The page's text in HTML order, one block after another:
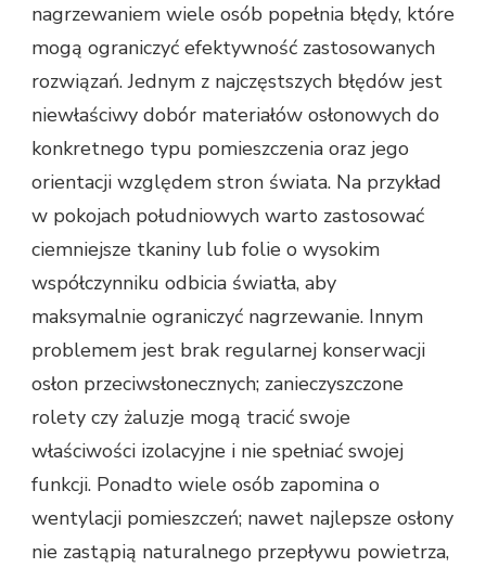
nagrzewaniem wiele osób popełnia błędy, które
mogą ograniczyć efektywność zastosowanych
rozwiązań. Jednym z najczęstszych błędów jest
niewłaściwy dobór materiałów osłonowych do
konkretnego typu pomieszczenia oraz jego
orientacji względem stron świata. Na przykład
w pokojach południowych warto zastosować
ciemniejsze tkaniny lub folie o wysokim
współczynniku odbicia światła, aby
maksymalnie ograniczyć nagrzewanie. Innym
problemem jest brak regularnej konserwacji
osłon przeciwsłonecznych; zanieczyszczone
rolety czy żaluzje mogą tracić swoje
właściwości izolacyjne i nie spełniać swojej
funkcji. Ponadto wiele osób zapomina o
wentylacji pomieszczeń; nawet najlepsze osłony
nie zastąpią naturalnego przepływu powietrza,